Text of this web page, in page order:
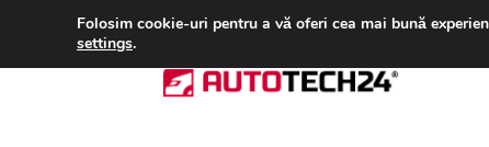
LIVRARE de la 33 lei
Sari
la
Sari
la
Folosim cookie-uri pentru a vă oferi cea mai bună
settings.